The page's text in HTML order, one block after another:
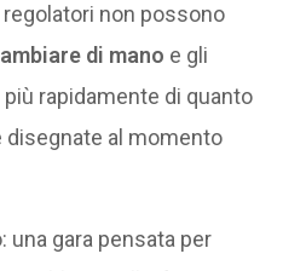
non possono
di mano e gli
rapidamente di quanto
al momento
una gara pensata per